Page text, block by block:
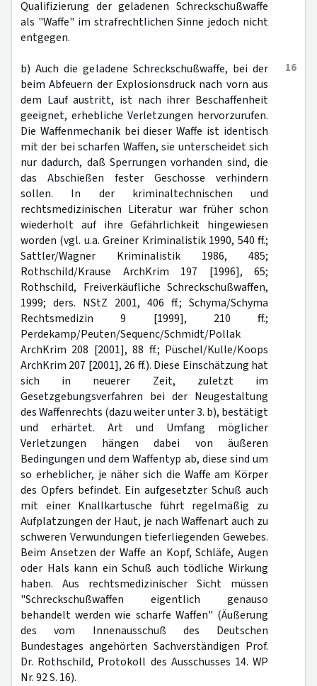
Qualifizierung der geladenen Schreckschußwaffe
als "Waffe" im strafrechtlichen Sinne jedoch nicht
entgegen.
16
b) Auch die geladene Schreckschußwaffe, bei der
beim Abfeuern der Explosionsdruck nach vorn aus
dem Lauf austritt, ist nach ihrer Beschaffenheit
geeignet, erhebliche Verletzungen hervorzurufen.
Die Waffenmechanik bei dieser Waffe ist identisch
mit der bei scharfen Waffen, sie unterscheidet sich
nur dadurch, daß Sperrungen vorhanden sind, die
das Abschießen fester Geschosse verhindern
sollen. In der kriminaltechnischen und
rechtsmedizinischen Literatur war früher schon
wiederholt auf ihre Gefährlichkeit hingewiesen
worden (vgl. u.a. Greiner Kriminalistik 1990, 540 ff.;
Sattler/Wagner Kriminalistik 1986, 485;
Rothschild/Krause ArchKrim 197 [1996], 65;
Rothschild, Freiverkäufliche Schreckschußwaffen,
1999; ders. NStZ 2001, 406 ff.; Schyma/Schyma
Rechtsmedizin 9 [1999], 210 ff.;
Perdekamp/Peuten/Sequenc/Schmidt/Pollak
ArchKrim 208 [2001], 88 ff.; Püschel/Kulle/Koops
ArchKrim 207 [2001], 26 ff.). Diese Einschätzung hat
sich in neuerer Zeit, zuletzt im
Gesetzgebungsverfahren bei der Neugestaltung
des Waffenrechts (dazu weiter unter 3. b), bestätigt
und erhärtet. Art und Umfang möglicher
Verletzungen hängen dabei von äußeren
Bedingungen und dem Waffentyp ab, diese sind um
so erheblicher, je näher sich die Waffe am Körper
des Opfers befindet. Ein aufgesetzter Schuß auch
mit einer Knallkartusche führt regelmäßig zu
Aufplatzungen der Haut, je nach Waffenart auch zu
schweren Verwundungen tieferliegenden Gewebes.
Beim Ansetzen der Waffe an Kopf, Schläfe, Augen
oder Hals kann ein Schuß auch tödliche Wirkung
haben. Aus rechtsmedizinischer Sicht müssen
"Schreckschußwaffen eigentlich genauso
behandelt werden wie scharfe Waffen" (Äußerung
des vom Innenausschuß des Deutschen
Bundestages angehörten Sachverständigen Prof.
Dr. Rothschild, Protokoll des Ausschusses 14. WP
Nr. 92 S. 16).